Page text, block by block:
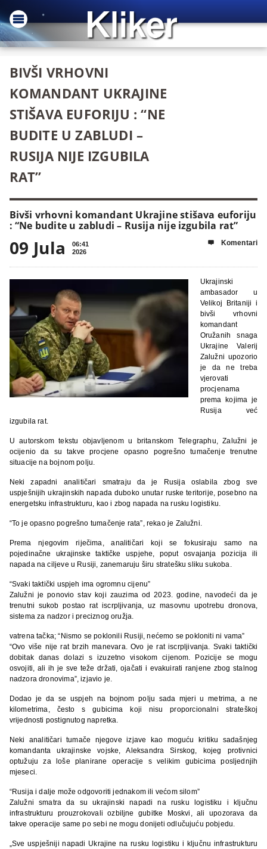
BIVŠI VRHOVNI
KOMANDANT UKRAJINE
STIŠAVA EUFORIJU : “NE
BUDITE U ZABLUDI –
RUSIJA NIJE IZGUBILA
RAT”
Bivši vrhovni komandant Ukrajine stišava euforiju
: “Ne budite u zabludi – Rusija nije izgubila rat”
09 Jula
06:41
2026
 Komentari
Ukrajinski
ambasador u
Velikoj Britaniji i
bivši vrhovni
komandant
Oružanih snaga
Ukrajine Valerij
Zalužni upozorio
je da ne treba
vjerovati
procjenama
prema kojima je
Rusija već
izgubila rat.
U autorskom tekstu objavljenom u britanskom Telegraphu, Zalužni je
ocijenio da su takve procjene opasno pogrešno tumačenje trenutne
situacije na bojnom polju.
Neki zapadni analitičari smatraju da je Rusija oslabila zbog sve
uspješnijih ukrajinskih napada duboko unutar ruske teritorije, posebno na
energetsku infrastrukturu, kao i zbog napada na rusku logistiku.
“To je opasno pogrešno tumačenje rata”, rekao je Zalužni.
Prema njegovim riječima, analitičari koji se fokusiraju samo na
pojedinačne ukrajinske taktičke uspjehe, poput osvajanja pozicija ili
napada na ciljeve u Rusiji, zanemaruju širu stratešku sliku sukoba.
“Svaki taktički uspjeh ima ogromnu cijenu”
Zalužni je ponovio stav koji zauzima od 2023. godine, navodeći da je
trenutni sukob postao rat iscrpljivanja, uz masovnu upotrebu dronova,
sistema za nadzor i preciznog oružja.
vatrena tačka; “Nismo se poklonili Rusiji, nećemo se pokloniti ni vama”
“Ovo više nije rat brzih manevara. Ovo je rat iscrpljivanja. Svaki taktički
dobitak danas dolazi s izuzetno visokom cijenom. Pozicije se mogu
osvojiti, ali ih je sve teže držati, ojačati i evakuirati ranjene zbog stalnog
nadzora dronovima”, izjavio je.
Dodao je da se uspjeh na bojnom polju sada mjeri u metrima, a ne
kilometrima, često s gubicima koji nisu proporcionalni strateškoj
vrijednosti postignutog napretka.
Neki analitičari tumače njegove izjave kao moguću kritiku sadašnjeg
komandanta ukrajinske vojske, Aleksandra Sirskog, kojeg protivnici
optužuju za loše planirane operacije s velikim gubicima posljednjih
mjeseci.
“Rusija i dalje može odgovoriti jednakom ili većom silom”
Zalužni smatra da su ukrajinski napadi na rusku logistiku i ključnu
infrastrukturu prouzrokovali ozbiljne gubitke Moskvi, ali upozorava da
takve operacije same po sebi ne mogu donijeti odlučujuću pobjedu.
„Sve uspješniji napadi Ukrajine na rusku logistiku i ključnu infrastrukturu